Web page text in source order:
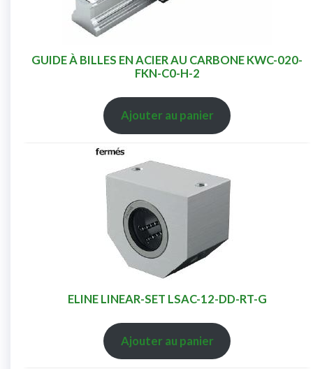
GUIDE À BILLES EN ACIER AU CARBONE KWC-020-
FKN-C0-H-2
Ajouter au panier
ELINE LINEAR-SET LSAC-12-DD-RT-G
Ajouter au panier